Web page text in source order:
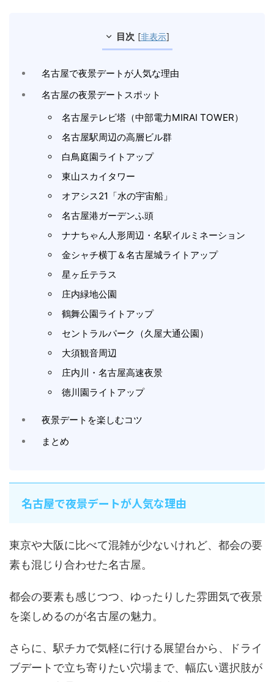
目次 [非表示]
名古屋で夜景デートが人気な理由
名古屋の夜景デートスポット
名古屋テレビ塔（中部電力MIRAI TOWER）
名古屋駅周辺の高層ビル群
白鳥庭園ライトアップ
東山スカイタワー
オアシス21「水の宇宙船」
名古屋港ガーデンふ頭
ナナちゃん人形周辺・名駅イルミネーション
金シャチ横丁＆名古屋城ライトアップ
星ヶ丘テラス
庄内緑地公園
鶴舞公園ライトアップ
セントラルパーク（久屋大通公園）
大須観音周辺
庄内川・名古屋高速夜景
徳川園ライトアップ
夜景デートを楽しむコツ
まとめ
名古屋で夜景デートが人気な理由
東京や大阪に比べて混雑が少ないけれど、都会の要
素も混じり合わせた名古屋。
都会の要素も感じつつ、ゆったりした雰囲気で夜景
を楽しめるのが名古屋の魅力。
さらに、駅チカで気軽に行ける展望台から、ドライ
ブデートで立ち寄りたい穴場まで、幅広い選択肢が